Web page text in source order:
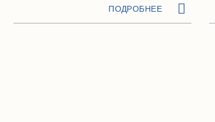
ПОДРОБНЕЕ